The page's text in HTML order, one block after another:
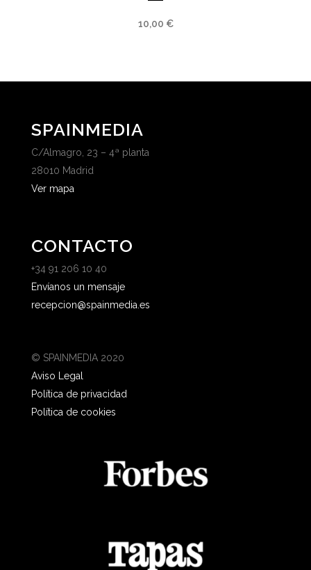
10,00 €
SPAINMEDIA
C/Almagro, 23 – 4ª planta
28010 Madrid
Ver mapa
CONTACTO
+34 91 206 10 40
Envíanos un mensaje
recepcion@spainmedia.es
© SPAINMEDIA 2020
Aviso Legal
Política de privacidad
Política de cookies